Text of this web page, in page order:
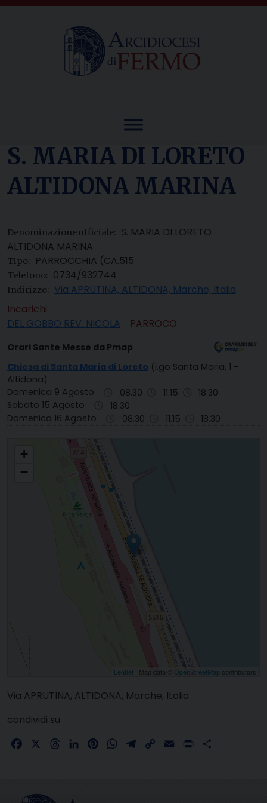
Skip
S. MARIA DI LORETO
ALTIDONA MARINA
Denominazione ufficiale:
S. MARIA DI LORETO
ALTIDONA MARINA
Tipo: PARROCCHIA (CA.515
Telefono: 0734/932744
Indirizzo:
Via APRUTINA, ALTIDONA, Marche, Italia
Incarichi
DEL GOBBO REV. NICOLA
PARROCO
Orari Sante Messe da Pmap
Chiesa di Santa Maria di Loreto (l.go Santa Maria, 1 -
Altidona)
Domenica 9 Agosto
08.30 11.15
18.30
Sabato 15 Agosto
18.30
Domenica 16 Agosto
08.30 11.15 18.30
S. MARIA DI LORETO ALTIDONA MARINA
+
−
Leaflet | Map data © OpenStreetMap contributors
Via APRUTINA, ALTIDONA, Marche, Italia
condividi su
FacebookThreadsLinkedInPinterestWhatsApp
Telegram
Copy Email Print